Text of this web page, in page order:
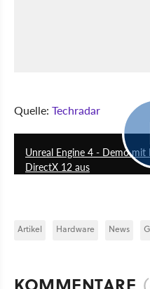
Quelle: Techradar
Unreal Engine 4 - Demo
DirectX 12 aus
Artikel Hardware News